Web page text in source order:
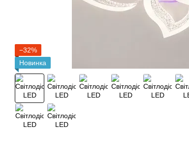
−32%
Новинка